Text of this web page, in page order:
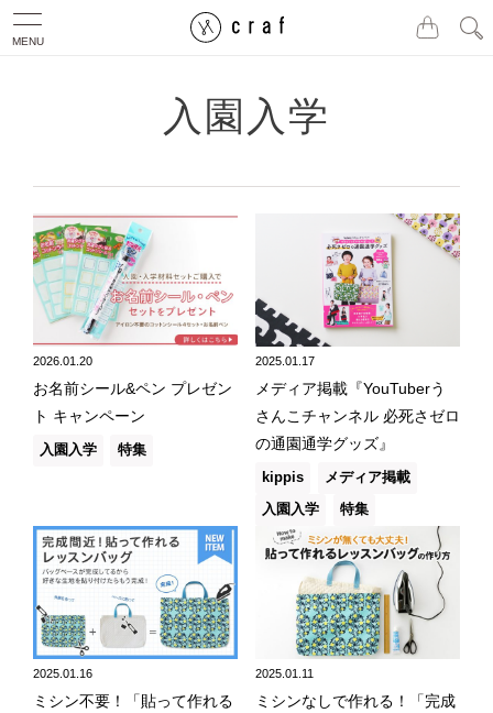
MENU
入園入学
2026.01.20
お名前シール&ペン プレゼン
ト キャンペーン
入園入学 特集
2025.01.17
メディア掲載『YouTuberう
さんこチャンネル 必死さゼロ
の通園通学グッズ』
kippis メディア掲載
入園入学 特集
2025.01.16
ミシン不要！「貼って作れる
2025.01.11
ミシンなしで作れる！「完成